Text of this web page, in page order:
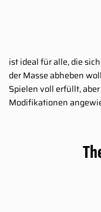
ist ideal für alle, die
der Masse abheben
Spielen voll erfüllt,
Modifikationen